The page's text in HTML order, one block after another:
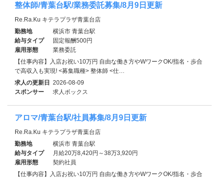
整体師/青葉台駅/業務委託募集/8月9日更新
Re.Ra.Ku キテラプラザ青葉台店
勤務地
横浜市 青葉台駅
給与タイプ
固定報酬500円
雇用形態
業務委託
【仕事内容】入店お祝い10万円 自由な働き方やWワークOK/指名・歩合
で高収入も実現! <募集職種> 整体師 <仕…
求人の更新日 2026-08-09
スポンサー
求人ボックス
アロマ/青葉台駅/社員募集/8月9日更新
Re.Ra.Ku キテラプラザ青葉台店
勤務地
横浜市 青葉台駅
給与タイプ
月給20万8,420円～38万3,920円
雇用形態
契約社員
【仕事内容】入店お祝い10万円 自由な働き方やWワークOK/指名・歩合